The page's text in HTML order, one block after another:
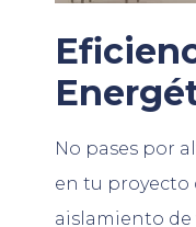
No pases por
en tu proyecto
aislamiento de